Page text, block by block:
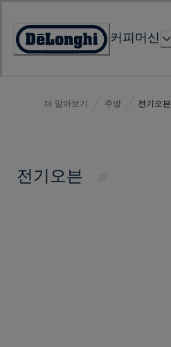
Content
Accessibility
커피머신
더 알아보기 주방 전기오븐
전기오븐